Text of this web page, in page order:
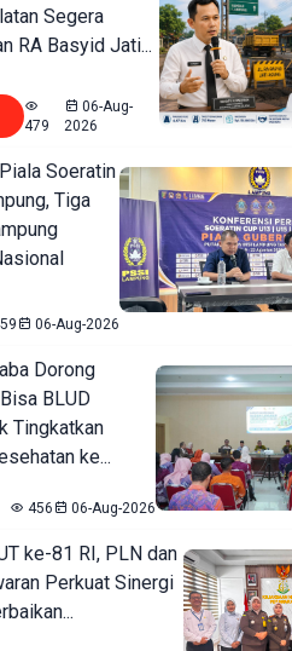
Segera
RA Basyid Jati...
479
06-Aug-
2026
Soeratin
Tiga
06-Aug-2026
Dorong
BLUD
Tingkatkan
ke...
456 06-Aug-2026
ke-81 RI, PLN dan
Perkuat Sinergi